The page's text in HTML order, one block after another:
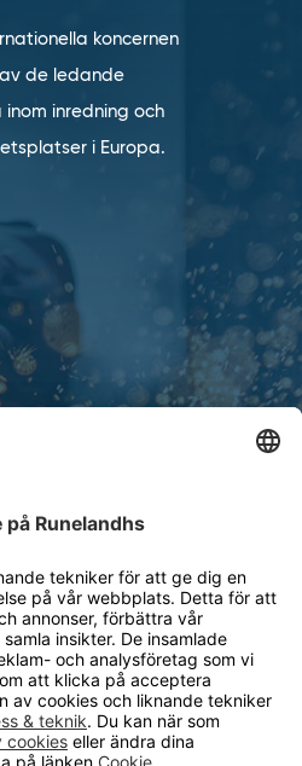
koncernen
av de ledande
inredning och
i Europa.